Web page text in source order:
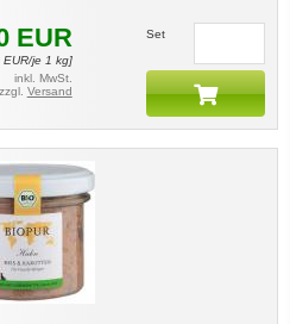
EUR
EUR/je 1 kg]
inkl. MwSt.
Versand
Set